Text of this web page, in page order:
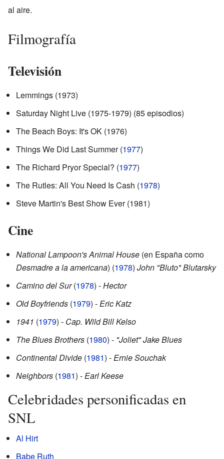
al aire.
Filmografía
Televisión
Lemmings (1973)
Saturday Night Live (1975-1979) (85 episodios)
The Beach Boys: It's OK (1976)
Things We Did Last Summer (1977)
The Richard Pryor Special? (1977)
The Rutles: All You Need Is Cash (1978)
Steve Martin's Best Show Ever (1981)
Cine
National Lampoon's Animal House (en España como
Desmadre a la americana) (1978) John "Bluto" Blutarsky
Camino del Sur(1978) -Hector
Old Boyfriends (1979) -Eric Katz
1941 (1979) - Cap. Wild Bill Kelso
The Blues Brothers (1980) - "Joliet" Jake Blues
Continental Divide (1981) -Ernie Souchak
Neighbors (1981) -Earl Keese
Celebridades personificadas en
SNL
Al Hirt
Babe Ruth